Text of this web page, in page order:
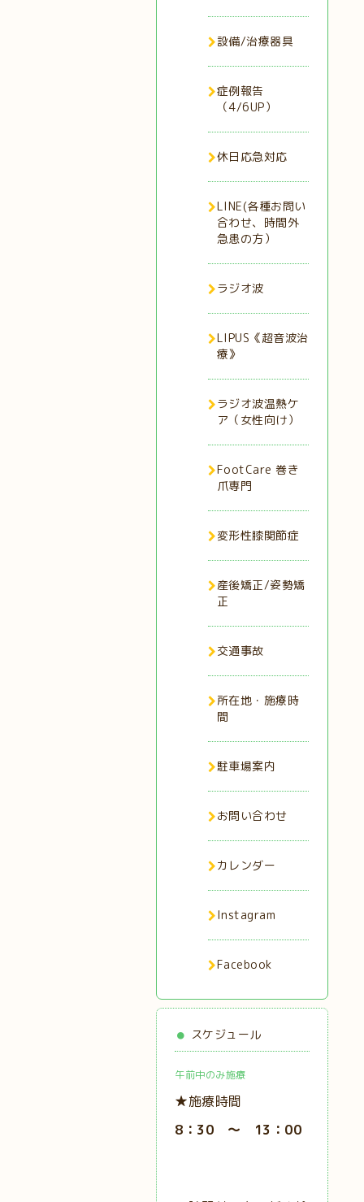
設備/治療器具
症例報告
（4/6UP）
休日応急対応
LINE(各種お問い
合わせ、時間外
急患の方）
ラジオ波
LIPUS《超音波治
療》
ラジオ波温熱ケ
ア（女性向け）
FootCare 巻き
爪専門
変形性膝関節症
産後矯正/姿勢矯
正
交通事故
所在地・施療時
間
駐車場案内
お問い合わせ
カレンダー
Instagram
Facebook
スケジュール
午前中のみ施療
★施療時間
8：30 ～ 13：00